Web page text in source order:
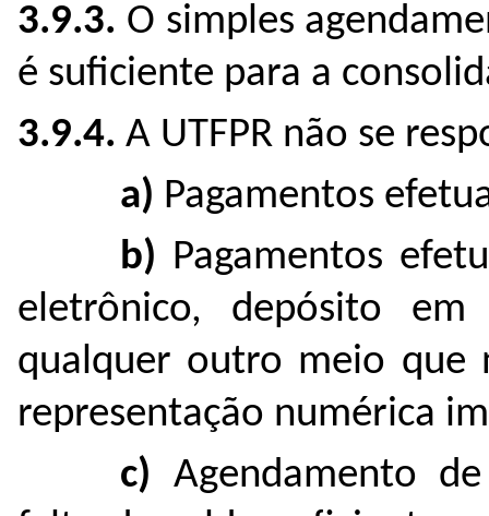
3.9.3. O simples
é suficiente para a
3.9.4. A UTFPR não se
a) Pagamentos
b) Pagamentos
eletrônico, depósito
qualquer outro meio que
representação numérica
c) Agendamento